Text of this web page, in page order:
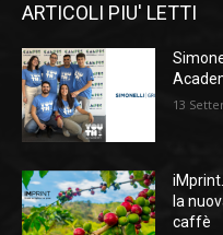
ARTICOLI PIU' LETTI
13
la
caffè